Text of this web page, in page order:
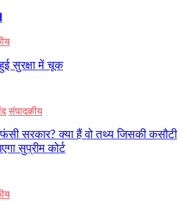
सुरक्षा में चूक
संपादकीय
सरकार? क्या हैं वो तथ्य जिसकी कसौटी
सुप्रीम कोर्ट